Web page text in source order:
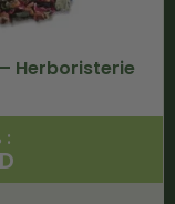
Herboristerie
: